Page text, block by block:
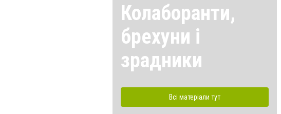
Колаборанти,
брехуни і
зрадники
Всі матеріали тут